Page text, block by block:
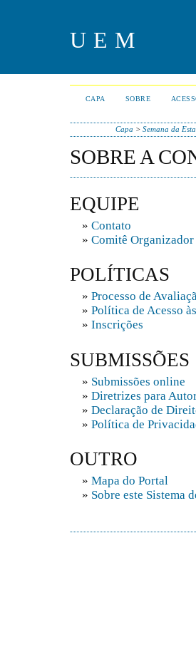
UEM
CAPA SOBRE
Capa >Semana da
SOBRE A
EQUIPE
» Contato
» Comitê Organizador
POLÍTICAS
» Processo de
» Política de Acesso
» Inscrições
SUBMISSÕES
» Submissões online
» Diretrizes para
» Declaração de
» Política de
OUTRO
» Mapa do Portal
» Sobre este Sistema